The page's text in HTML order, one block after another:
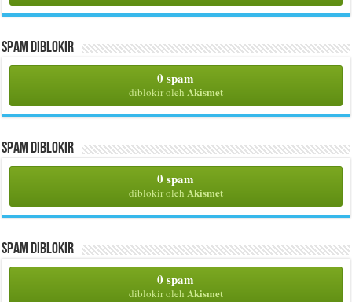
Spam Diblokir
0 spam
diblokir oleh Akismet
Spam Diblokir
0 spam
diblokir oleh Akismet
Spam Diblokir
0 spam
diblokir oleh Akismet